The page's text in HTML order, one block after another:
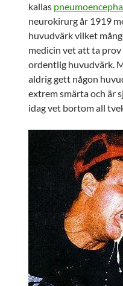
kallas
neurokirurg år 1919
huvudvärk vilket
medicin vet att ta prov
ordentlig huvudvärk.
aldrig gett någon
extrem smärta och är
idag vet bortom all